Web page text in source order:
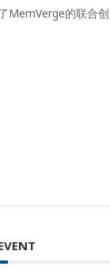
MemVerge的联合